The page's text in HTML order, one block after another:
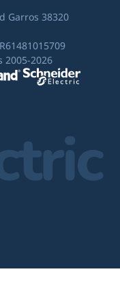
Garros 38320
2005-2026